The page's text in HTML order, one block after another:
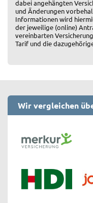
dabei angehängten
und Änderungen
Informationen wird
der jeweilige (online)
vereinbarten
Tarif und die
Wir vergleichen